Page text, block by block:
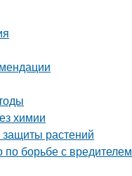
химии
растений
по борьбе с вредителем